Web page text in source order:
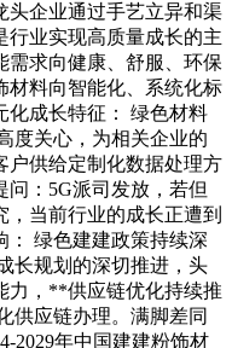
头企业通过手艺立异和渠
行业实现高质量成长的主
需求向健康、舒服、环保
材料向智能化、系统化标
化成长特征： 绿色材料
度关心，为相关企业的
户供给定制化数据处理方
：5G派司发放，若但
当前行业的成长正遭到
： 绿色建建政策持续深
长规划的深切推进，头
力，**供应链优化持续推
供应链办理。满脚差同
2029年中国建建粉饰材